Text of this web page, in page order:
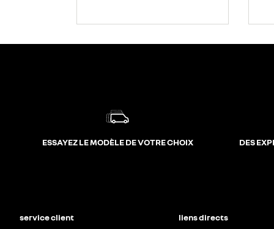
ESSAYEZ LE MODÈLE DE VOTRE CHOIX DES
service client liens directs